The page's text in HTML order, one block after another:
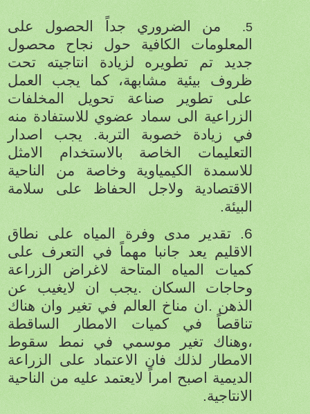
5.
من الضروري جداً الحصول على
المعلومات الكافية حول نجاح محصول
جديد تم تطويره لزيادة انتاجيته تحت
ظروف بيئية مشابهة، كما يجب العمل
على تطوير صناعة تحويل المخلفات
الزراعية الى سماد عضوي للاستفادة منه
في زيادة خصوبة التربة. يجب اصدار
التعليمات الخاصة بالاستخدام الامثل
للاسمدة الكيمياوية وخاصة من الناحية
الاقتصادية ولاجل الحفاظ على سلامة
البيئة.
6.
تقدير مدى وفرة المياه على نطاق
الاقليم يعد جانبا مهماً في التعرف على
كميات المياه المتاحة لاغراض الزراعة
وحاجات السكان .يجب ان لايغيب عن
الذهن .ان مناخ العالم في تغير وان هناك
تناقصاً في كميات الامطار الساقطة
،وهناك تغير موسمي في نمط سقوط
الامطار لذلك فان الاعتماد على الزراعة
الديمية اصبح امراً لايعتمد عليه من الناحية
الانتاجية.